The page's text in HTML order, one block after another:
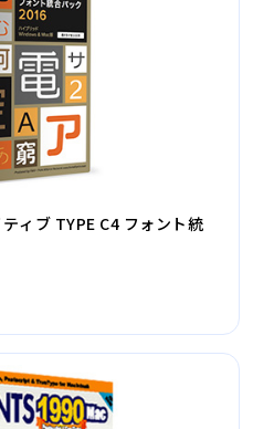
ィブ TYPE C4 フォント統